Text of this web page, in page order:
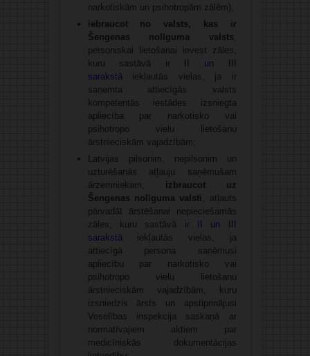
narkotiskām un psiho­tropām zālēm);
iebraucot no valsts, kas ir
Šengenas nolīguma valsts
personiskai lietošanai ievest zāles,
kuru sastāvā ir
II un III
sarakstā
iekļautās vielas, ja ir
saņemta attiecīgās valsts
kompetentās iestādes izsniegta
apliecība par narkotisko vai
psihotropo vielu lietošanu
ārstnieciskām vajadzībām;
Latvijas pilsonim, nepilsonim un
uzturēšanās atļauju saņēmušam
ārzemniekam, izbraucot uz
Šengenas nolīguma valsti
, atļauts
pārvadāt ārstēšanai nepieciešamās
zāles, kuru sastāvā ir
II un III
sarakstā iekļautās vielas, ja
attiecīgā persona saņēmusi
apliecību par narkotisko vai
psihotropo vielu lietošanu
ārstnieciskām vajadzībām, kuru
izsniedzis ārsts un apstiprinājusi
Veselības inspekcija saskaņā ar
normatīvajiem aktiem par
medicīniskās dokumentācijas